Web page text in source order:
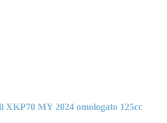
XKP70 MY 2024 omologato 125cc